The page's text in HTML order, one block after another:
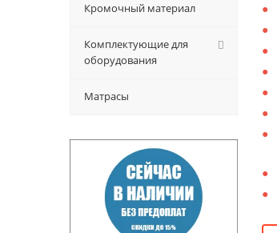
Кромочный материал
Комплектующие для
оборудования
Матрасы